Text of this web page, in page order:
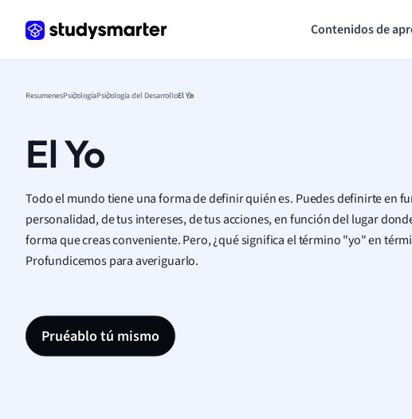
Contenidos de
ResumenesPsicologíaPsicología del DesarrolloEl Yo
El Yo
Todo el mundo tiene una forma de definir quién es. Puedes definirte en
personalidad, de tus intereses, de tus acciones, en función del lugar
forma que creas conveniente. Pero, ¿qué significa el término "yo" en
Profundicemos para averiguarlo.
Pruéablo tú mismo